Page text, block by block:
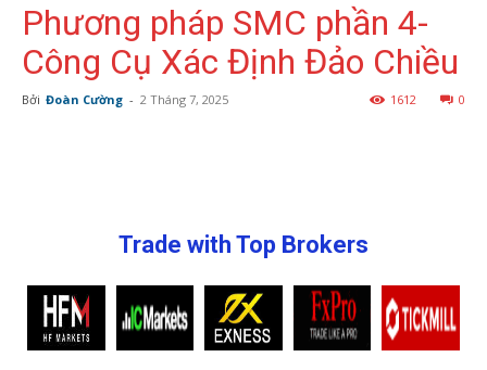
Phương pháp SMC phần 4-
Công Cụ Xác Định Đảo Chiều
Bởi Đoàn Cường - 2 Tháng 7, 2025 0
1612
Trade with Top Brokers